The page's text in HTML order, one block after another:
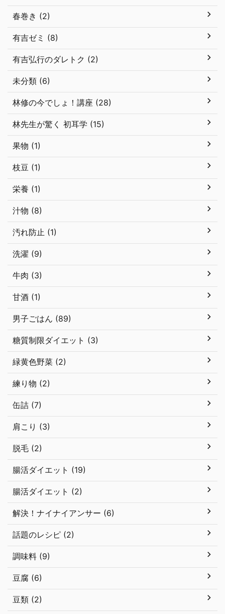
春巻き (2)
有吉ゼミ (8)
有吉弘行のダレトク (2)
未分類 (6)
林修の今でしょ！講座 (28)
林先生が驚く 初耳学 (15)
果物 (1)
枝豆 (1)
栄養 (1)
汁物 (8)
汚れ防止 (1)
洗濯 (9)
牛肉 (3)
甘酒 (1)
男子ごはん (89)
糖質制限ダイエット (3)
緑黄色野菜 (2)
練り物 (2)
缶詰 (7)
肩こり (3)
脱毛 (2)
腸活ダイエット (19)
腸活ダイエット (2)
解決！ナイナイアンサー (6)
話題のレシピ (2)
調味料 (9)
豆腐 (6)
豆類 (2)